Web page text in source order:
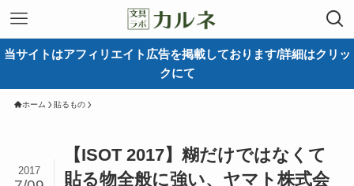
当サイトはアフィリエイト広告を掲載しております/詳細はクリッ
クにて
ホーム 貼るもの
【ISOT 2017】糊だけではなくて
貼る物全般に強い、ヤマト株式会
2017